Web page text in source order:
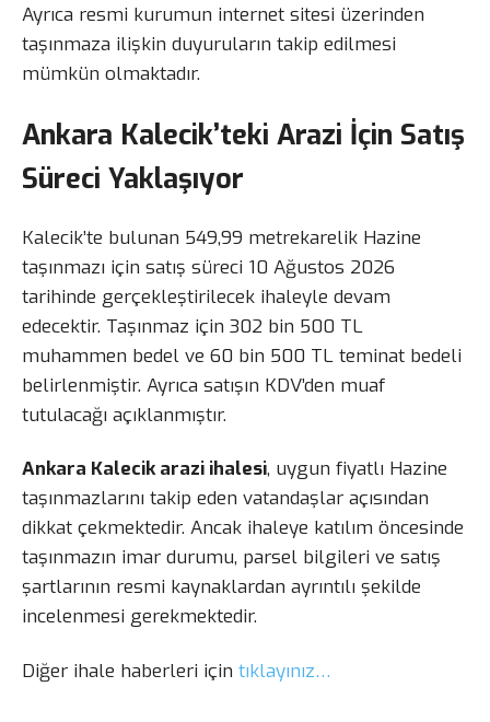
Ayrıca resmi kurumun internet sitesi üzerinden
taşınmaza ilişkin duyuruların takip edilmesi
mümkün olmaktadır.
Ankara Kalecik’teki Arazi İçin Satış
Süreci Yaklaşıyor
Kalecik’te bulunan 549,99 metrekarelik Hazine
taşınmazı için satış süreci 10 Ağustos 2026
tarihinde gerçekleştirilecek ihaleyle devam
edecektir. Taşınmaz için 302 bin 500 TL
muhammen bedel ve 60 bin 500 TL teminat bedeli
belirlenmiştir. Ayrıca satışın KDV’den muaf
tutulacağı açıklanmıştır.
Ankara Kalecik arazi ihalesi, uygun fiyatlı Hazine
taşınmazlarını takip eden vatandaşlar açısından
dikkat çekmektedir. Ancak ihaleye katılım öncesinde
taşınmazın imar durumu, parsel bilgileri ve satış
şartlarının resmi kaynaklardan ayrıntılı şekilde
incelenmesi gerekmektedir.
Diğer ihale haberleri için tıklayınız…